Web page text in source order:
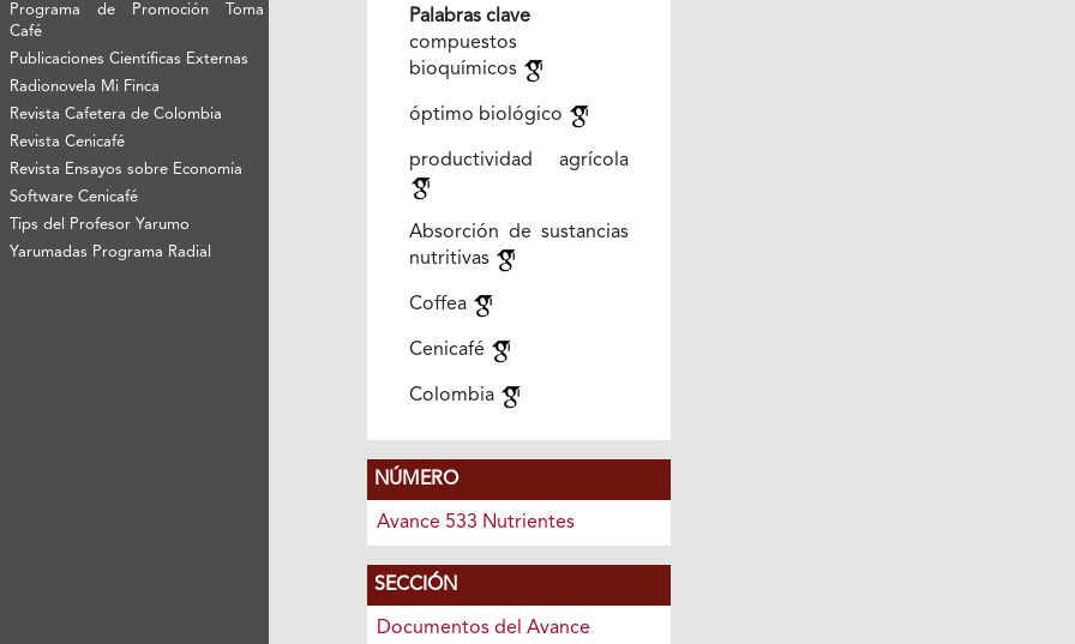
Programa de Promoción Toma
Café
Publicaciones Científicas Externas
Radionovela Mi Finca
Revista Cafetera de Colombia
Revista Cenicafé
Revista Ensayos sobre Economía
Software Cenicafé
Tips del Profesor Yarumo
Yarumadas Programa Radial
Palabras clave
compuestos
bioquímicos
óptimo biológico
productividad agrícola
Absorción de sustancias
nutritivas
Coffea
Cenicafé
Colombia
NÚMERO
Avance 533 Nutrientes
SECCIÓN
Documentos del Avance